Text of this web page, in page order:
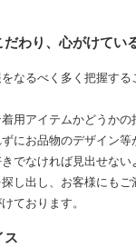
わり、心がけてい
なるべく多く把握する
用アイテムかどうか
にお品物のデザイン等
でなければ見出せな
し出し、お客様にもご
ております。
ス